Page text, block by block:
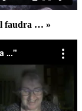
faudra … »